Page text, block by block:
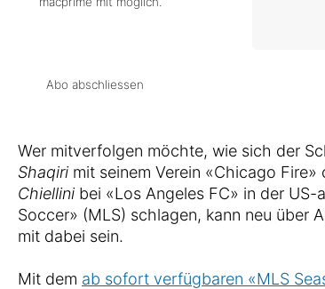
Abo abschliessen
Wer mitverfolgen möchte, wie sich der
Shaqirimit seinem Verein «Chicago Fire»
Chiellinibei «Los Angeles FC» in der US-
Soccer» (MLS) schlagen, kann neu über
mit dabei sein.
Mit dem ab sofort verfügbaren «MLS